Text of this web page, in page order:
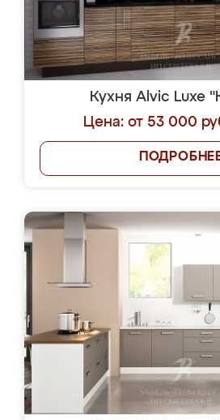
Кухня Alvic Luxe
Цена: от 53 000